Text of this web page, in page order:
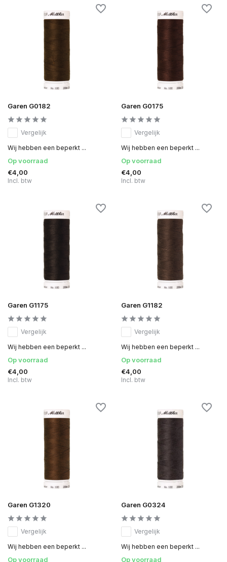
Garen G0182
Vergelijk
Wij hebben een beperkt ...
Op voorraad
€4,00
Incl. btw
Garen G0175
Vergelijk
Wij hebben een beperkt ...
Op voorraad
€4,00
Incl. btw
Garen G1175
Vergelijk
Wij hebben een beperkt ...
Op voorraad
€4,00
Incl. btw
Garen G1182
Vergelijk
Wij hebben een beperkt ...
Op voorraad
€4,00
Incl. btw
Garen G1320
Vergelijk
Wij hebben een beperkt ...
Op voorraad
Garen G0324
Vergelijk
Wij hebben een beperkt ...
Op voorraad